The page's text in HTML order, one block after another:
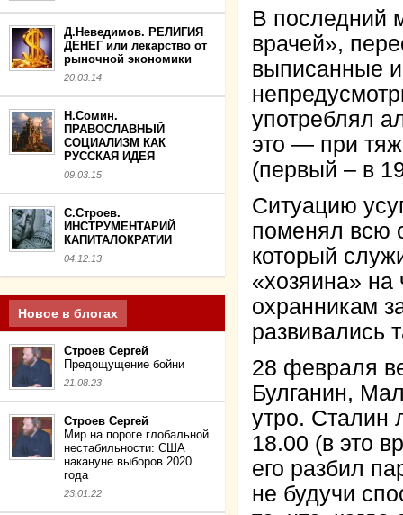
Д.Неведимов. РЕЛИГИЯ
ДЕНЕГ или лекарство от
рыночной экономики
20.03.14
Н.Сомин.
ПРАВОСЛАВНЫЙ
СОЦИАЛИЗМ КАК
РУССКАЯ ИДЕЯ
09.03.15
С.Строев.
ИНСТРУМЕНТАРИЙ
КАПИТАЛОКРАТИИ
04.12.13
Новое в блогах
Строев Сергей
Предощущение бойни
21.08.23
Строев Сергей
Мир на пороге глобальной
нестабильности: США
накануне выборов 2020
года
23.01.22
В последний
врачей»,
выписанные
употреблял
это — при
(первый – в
Ситуацию
поменял всю
который
«хозяина» на
охранникам
развивались
28 февраля
Булганин,
утро. Сталин
18.00 (в это
его разбил
не будучи